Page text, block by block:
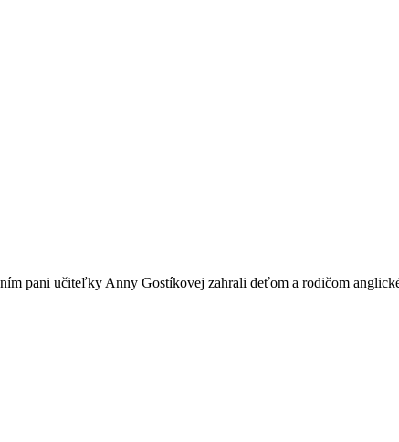
pani učiteľky Anny Gostíkovej zahrali deťom a rodičom